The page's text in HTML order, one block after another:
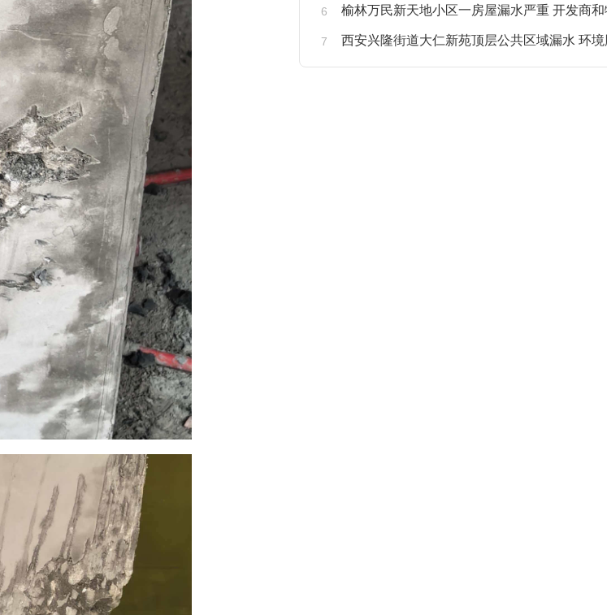
榆林万民新天地小区一房屋漏水严重 开发商和物业不予
西安兴隆街道大仁新苑顶层公共区域漏水 环